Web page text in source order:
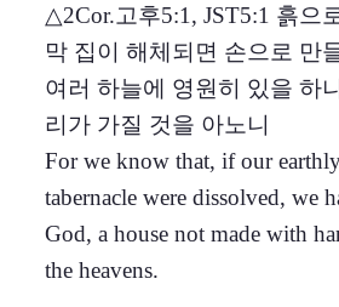
△2Cor.고후5:1, JST5:1 흙으
막 집이 해체되면 손으로 만
여러 하늘에 영원히 있을 하
리가 가질 것을 아노니
For we know that, if our
tabernacle were dissolved, we
God, a house not made with
the heavens.